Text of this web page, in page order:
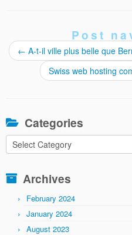
Post
← A-t-il ville plus belle que
Swiss web hosting
Categories
Categories
Archives
February 2024
January 2024
August 2023